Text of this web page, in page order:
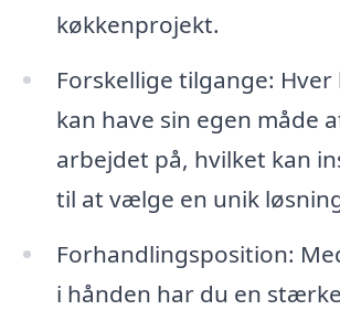
køkkenprojekt.
Forskellige tilgange:
kan have sin egen måde
arbejdet på, hvilket kan
til at vælge en unik
Forhandlingsposition:
i hånden har du en